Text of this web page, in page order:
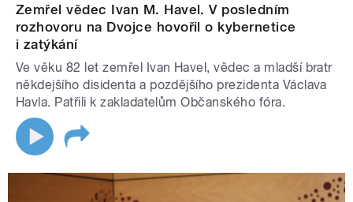
Zemřel vědec Ivan M. Havel. V posledním
rozhovoru na Dvojce hovořil o kybernetice
i zatýkání
Ve věku 82 let zemřel Ivan Havel, vědec a mladší bratr
někdejšího disidenta a pozdějšího prezidenta Václava
Havla. Patřili k zakladatelům Občanského fóra.